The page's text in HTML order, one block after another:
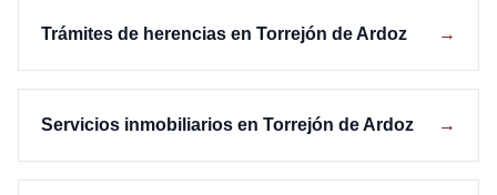
Trámites de herencias en Torrejón de Ardoz →
Servicios inmobiliarios en Torrejón de Ardoz →